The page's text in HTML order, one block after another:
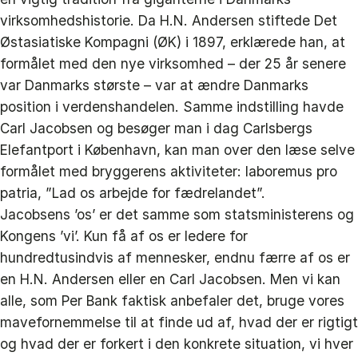
virksomhedshistorie. Da H.N. Andersen stiftede Det
Østasiatiske Kompagni (ØK) i 1897, erklærede han, at
formålet med den nye virksomhed – der 25 år senere
var Danmarks største – var at ændre Danmarks
position i verdenshandelen. Samme indstilling havde
Carl Jacobsen og besøger man i dag Carlsbergs
Elefantport i København, kan man over den læse selve
formålet med bryggerens aktiviteter: laboremus pro
patria, ”Lad os arbejde for fædrelandet”.
Jacobsens ’os’ er det samme som statsministerens og
Kongens ’vi’. Kun få af os er ledere for
hundredtusindvis af mennesker, endnu færre af os er
en H.N. Andersen eller en Carl Jacobsen. Men vi kan
alle, som Per Bank faktisk anbefaler det, bruge vores
mavefornemmelse til at finde ud af, hvad der er rigtigt
og hvad der er forkert i den konkrete situation, vi hver